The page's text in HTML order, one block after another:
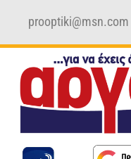
prooptiki@msn.com